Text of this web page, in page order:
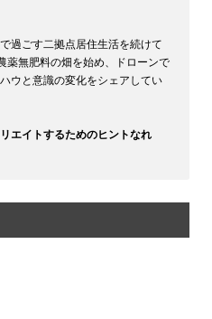
過ごす二拠点居住生活を続けて
薬無肥料の畑を始め、ドローンで
ウと意識の変化をシェアしてい
エイトするためのヒントなれ